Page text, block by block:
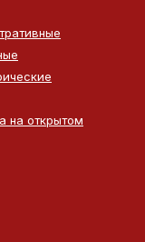
на открытом